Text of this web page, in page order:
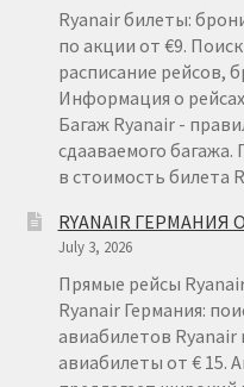
Ryanair билеты:
по акции от €9.
расписание рейсов,
Информация о
Багаж Ryanair -
сдааваемого багажа.
в стоимость билета
RYANAIR ГЕРМАНИЯ
July 3, 2026
Прямые рейсы
Ryanair Германия:
авиабилетов
авиабилеты от € 15.